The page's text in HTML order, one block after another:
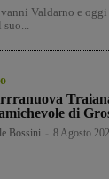
Valdarno e
di
Bossini 8 Agosto